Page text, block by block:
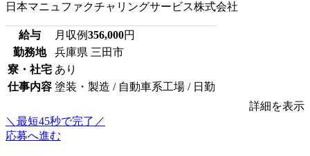
日本マニュファクチャリングサービス株式会社
給与 月収例356,000円
勤務地
兵庫県 三田市
寮・社宅 あり
仕事内容 塗装・製造 / 自動車系工場 / 日勤
詳細を表示
＼最短45秒で完了／
応募へ進む